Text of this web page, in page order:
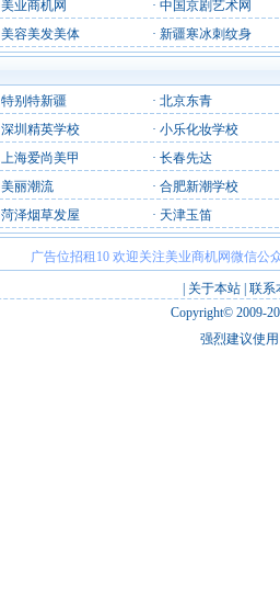
美业商机网 · 中国京剧艺术网
美容美发美体 · 新疆寒冰刺纹身
特别特新疆 · 北京东青
深圳精英学校 · 小乐化妆学校
上海爱尚美甲 · 长春先达
美丽潮流 · 合肥新潮学校
菏泽烟草发屋 · 天津玉笛
广告位招租10 欢迎关注美业商机网微信公
关于本站 联系
Copyright© 2009-
强烈建议使